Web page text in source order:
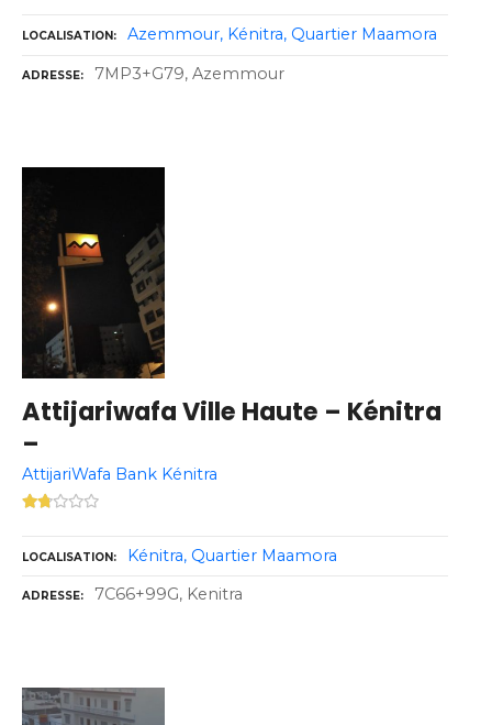
LOCALISATION Azemmour Kénitra Quartier Maamora
ADRESSE 7MP3+G79, Azemmour
Attijariwafa Ville Haute – Kénitra
–
AttijariWafa Bank Kénitra
LOCALISATION Kénitra Quartier Maamora
ADRESSE 7C66+99G, Kenitra